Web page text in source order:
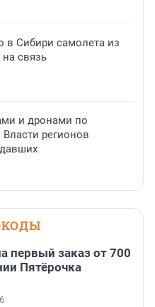
в Сибири самолета из
связь
и дронами по
регионов
первый заказ от 700
Пятёрочка